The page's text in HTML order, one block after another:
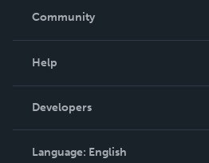
In The News
Community
Podcast
Help
Order Lookup
Knowledge Base
Contact Support
Developers
Language: English